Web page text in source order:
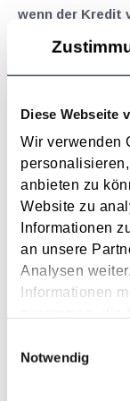
Diese Webseite
Wir verwenden
anbieten zu
Website zu
Informationen
an unsere
Analysen
Informationen
gesammelt
Notwendig
wenn der Kredit
Frage
15.3.2024), ob im
Kauf einer
wenn...
Langtext
Arbeiten im
Durch die
Homeoffice zur